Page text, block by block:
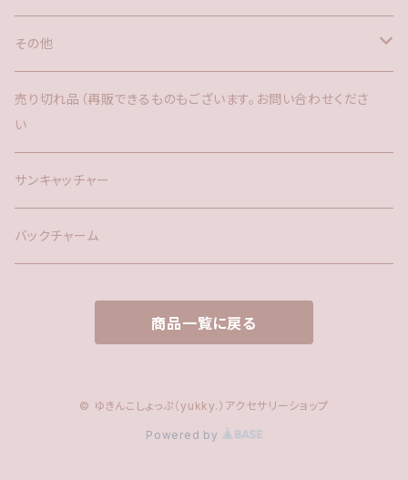
その他
バックチャーム
時計
サンキャッチャー
売り切れ品（再販できるものもございます。お問い合わせくださ
い
サンキャッチャー
バックチャーム
商品一覧に戻る
© ゆきんこしょっぷ（yukky.）アクセサリーショップ
Powered by